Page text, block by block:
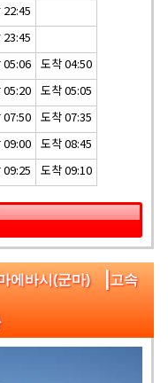
22:45
23:45
05:06 도착 04:50
05:20 도착 05:05
07:50 도착 07:35
09:00 도착 08:45
09:25 도착 09:10
에바시(군마) |고속